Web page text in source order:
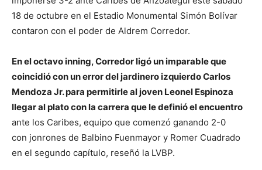
18 de octubre en el Estadio Monumental Simón Bolívar
contaron con el poder de Aldrem Corredor.
En el octavo inning, Corredor ligó un imparable que
coincidió con un error del jardinero izquierdo Carlos
Mendoza Jr. para permitirle al joven Leonel Espinoza
llegar al plato con la carrera que le definió el encuentro
ante los Caribes, equipo que comenzó ganando 2-0
con jonrones de Balbino Fuenmayor y Romer Cuadrado
en el segundo capítulo, reseñó la LVBP.